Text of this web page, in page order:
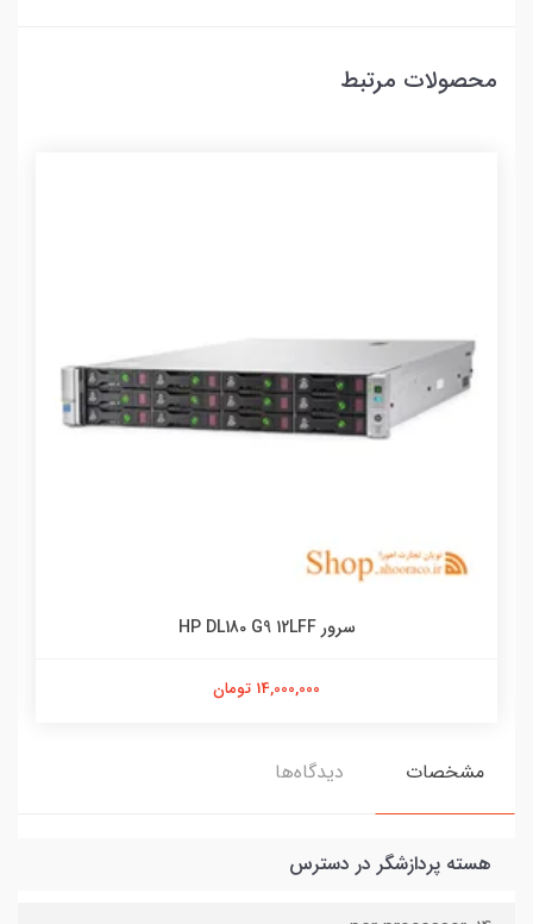
محصولات مرتبط
سرور HP DL180 G9 12LFF
14,000,000 تومان
مشخصات دیدگاه‌ها
هسته پردازشگر در دسترس